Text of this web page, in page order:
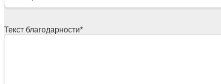
Текст благодарности*